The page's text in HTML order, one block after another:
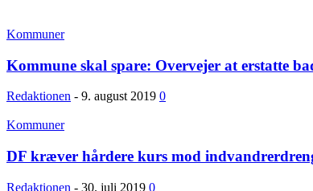
Kommuner
Kommune skal spare: Overvejer at erstatte
Redaktionen - 9. august 2019 0
Kommuner
DF kræver hårdere kurs mod
Redaktionen - 30. juli 2019 0